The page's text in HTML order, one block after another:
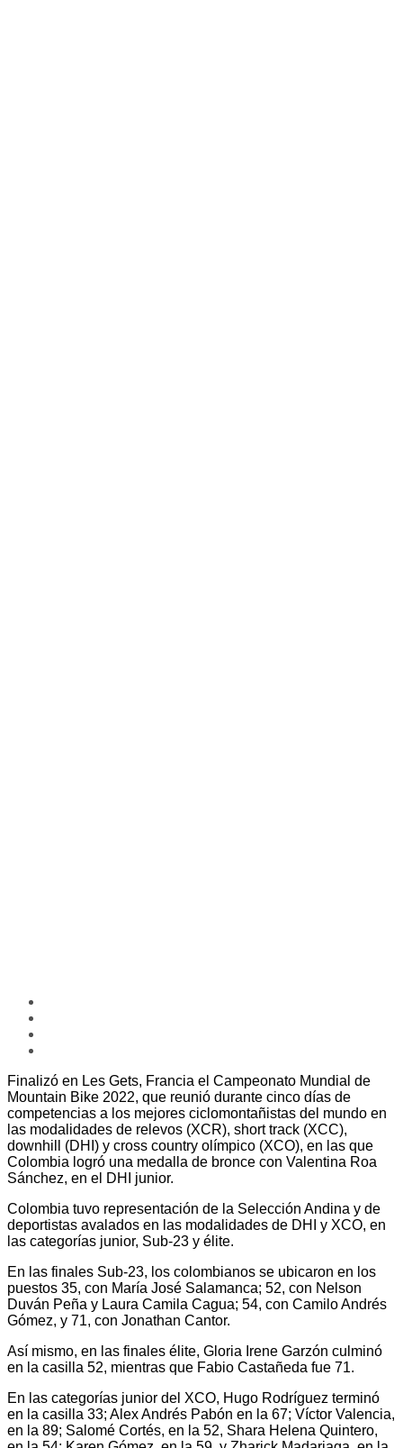
Finalizó en Les Gets, Francia el Campeonato Mundial de
Mountain Bike 2022, que reunió durante cinco días de
competencias a los mejores ciclomontañistas del mundo en
las modalidades de relevos (XCR), short track (XCC),
downhill (DHI) y cross country olímpico (XCO), en las que
Colombia logró una medalla de bronce con Valentina Roa
Sánchez, en el DHI junior.
Colombia tuvo representación de la Selección Andina y de
deportistas avalados en las modalidades de DHI y XCO, en
las categorías junior, Sub-23 y élite.
En las finales Sub-23, los colombianos se ubicaron en los
puestos 35, con María José Salamanca; 52, con Nelson
Duván Peña y Laura Camila Cagua; 54, con Camilo Andrés
Gómez, y 71, con Jonathan Cantor.
Así mismo, en las finales élite, Gloria Irene Garzón culminó
en la casilla 52, mientras que Fabio Castañeda fue 71.
En las categorías junior del XCO, Hugo Rodríguez terminó
en la casilla 33; Alex Andrés Pabón en la 67; Víctor Valencia,
en la 89; Salomé Cortés, en la 52, Shara Helena Quintero,